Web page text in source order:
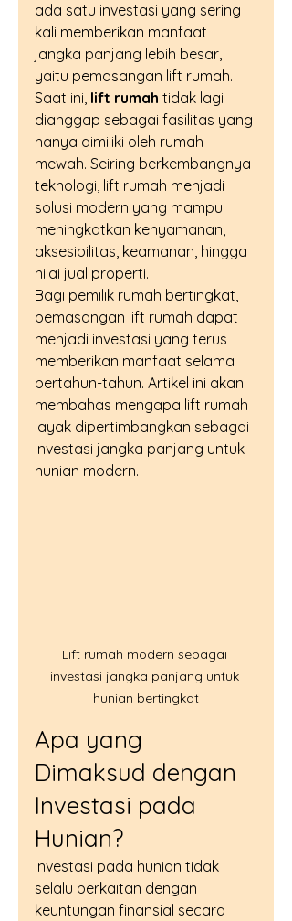
ada satu investasi yang sering
kali memberikan manfaat
jangka panjang lebih besar,
yaitu pemasangan lift rumah.
Saat ini, lift rumah tidak lagi
dianggap sebagai fasilitas yang
hanya dimiliki oleh rumah
mewah. Seiring berkembangnya
teknologi, lift rumah menjadi
solusi modern yang mampu
meningkatkan kenyamanan,
aksesibilitas, keamanan, hingga
nilai jual properti.
Bagi pemilik rumah bertingkat,
pemasangan lift rumah dapat
menjadi investasi yang terus
memberikan manfaat selama
bertahun-tahun. Artikel ini akan
membahas mengapa lift rumah
layak dipertimbangkan sebagai
investasi jangka panjang untuk
hunian modern.
Lift rumah modern sebagai
investasi jangka panjang untuk
hunian bertingkat
Apa yang
Dimaksud dengan
Investasi pada
Hunian?
Investasi pada hunian tidak
selalu berkaitan dengan
keuntungan finansial secara